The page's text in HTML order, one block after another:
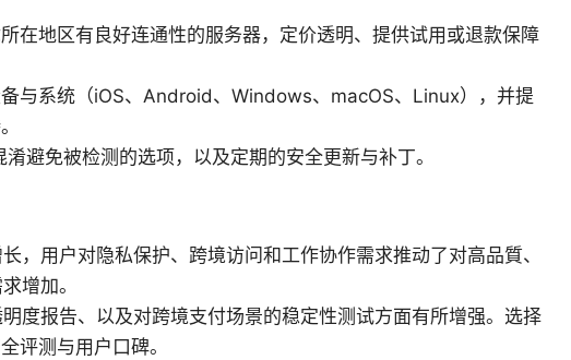
在地区有良好连通性的服务器，定价透明、提供试用或退款保障
与系统（iOS、Android、Windows、macOS、Linux），并提
避免被检测的选项，以及定期的安全更新与补丁。
，用户对隐私保护、跨境访问和工作协作需求推动了对高品質、
增加。
度报告、以及对跨境支付场景的稳定性测试方面有所增强。选择
评测与用户口碑。